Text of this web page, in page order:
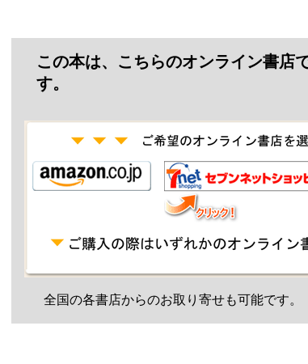
この本は、こちらのオンライン書店
す。
全国の各書店からのお取り寄せも可能です。